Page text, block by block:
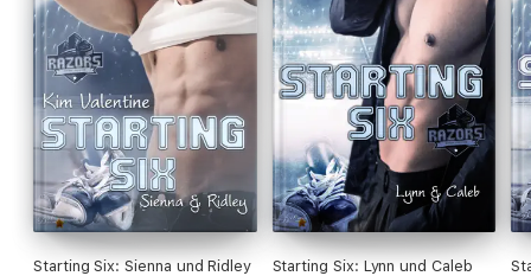
Starting Six: Sienna und Ridley Starting Six: Lynn und Caleb